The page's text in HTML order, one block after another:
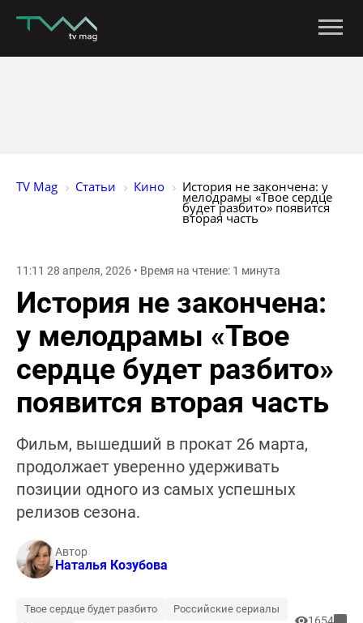
TV Mag Статьи Кино История не закончена: у
мелодрамы «Твое сердце
будет разбито» появится
вторая часть
11:11 28 апреля, 2026 • Время на чтение: 1 минута
История не закончена:
у мелодрамы «Твое
сердце будет разбито»
появится вторая часть
Фильм, вышедший в прокат 26 марта,
продолжает уверенно удерживать
позиции одного из самых успешных
релизов сезона.
Автор
Наталья Козубова
Твое сердце будет разбито
Российские сериалы